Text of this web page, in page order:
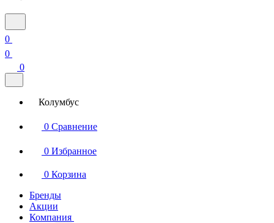
0
0
0
Колумбус
0 Сравнение
0 Избранное
0 Корзина
Бренды
Акции
Компания